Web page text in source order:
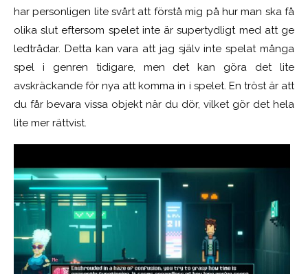
har personligen lite svårt att förstå mig på hur man ska få
olika slut eftersom spelet inte är supertydligt med att ge
ledtrådar. Detta kan vara att jag själv inte spelat många
spel i genren tidigare, men det kan göra det lite
avskräckande för nya att komma in i spelet. En tröst är att
du får bevara vissa objekt när du dör, vilket gör det hela
lite mer rättvist.